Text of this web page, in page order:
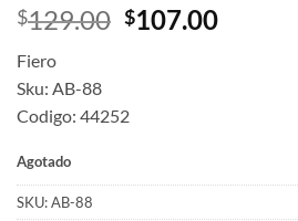
$129.00 Original
$107.00Current
Fiero
Sku: AB-88
Codigo: 44252
Agotado
SKU:AB-88